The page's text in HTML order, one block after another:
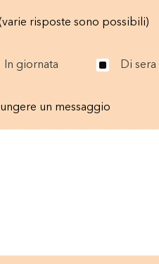
risposte sono possibili)
In giornata Di
un messaggio